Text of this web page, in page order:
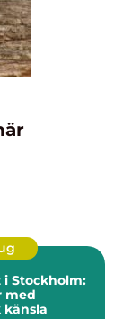
Stockholm:
med